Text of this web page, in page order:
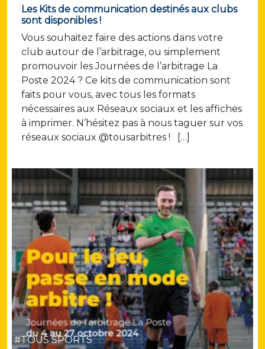
Les Kits de communication destinés aux clubs
sont disponibles !
Vous souhaitez faire des actions dans votre
club autour de l’arbitrage, ou simplement
promouvoir les Journées de l’arbitrage La
Poste 2024 ? Ce kits de communication sont
faits pour vous, avec tous les formats
nécessaires aux Réseaux sociaux et les affiches
à imprimer. N’hésitez pas à nous taguer sur vos
réseaux sociaux @tousarbitres ! […]
#TOUS SPORTS